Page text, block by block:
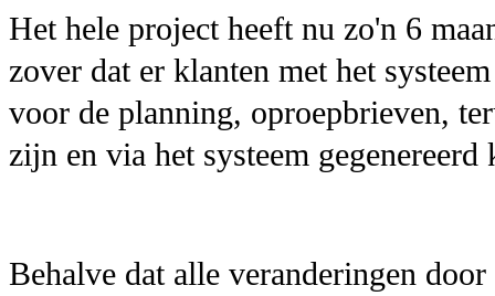
Het hele project heeft nu zo'n 6
zover dat er klanten met het
voor de planning, oproepbrieven,
zijn en via het systeem
Behalve dat alle veranderingen